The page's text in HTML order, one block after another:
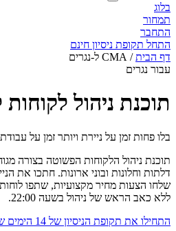
בלוג
תמחור
התחבר
התחל תקופת ניסיון חינם
דף הבית / CMA ל-נגרים
עבור נגרים
תוכנת ניהול לקוחות
בלו פחות זמן על ניירת ויותר זמן על
תוכנת ניהול הלקוחות הפשוטה בצורה
דלתות וחלונות ובוני ארונות. חתכו את
שלחו הצעות מחיר מקצועיות, שתפו
ללא כאב הראש של ניהול בשעה 22:00.
התחילו את תקופת הניסיון של 14 הימים שלכם